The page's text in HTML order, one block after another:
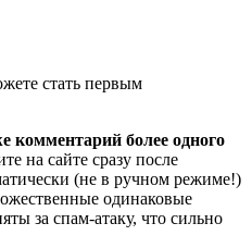
стать первым
комментарий более одного
на сайте сразу после
(не в ручном режиме!)
одинаковые
за спам-атаку, что сильно